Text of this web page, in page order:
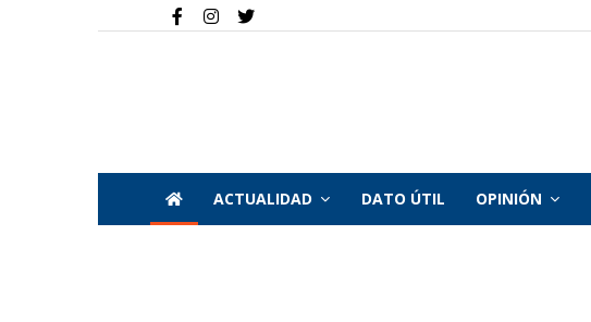
ACTUALIDAD DATO ÚTIL OPINIÓN